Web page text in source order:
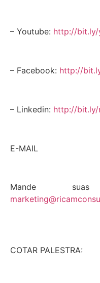
– Youtube: http://bit.ly/
– Facebook: http://
– Linkedin: http://bit.ly/
E-MAIL
Mande
COTAR PALESTRA: